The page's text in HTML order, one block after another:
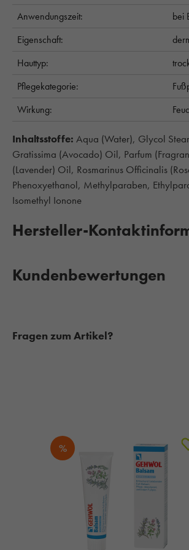
Anwendungszeit:
bei
Eigenschaft:
Hauttyp:
Pflegekategorie:
Wirkung:
Inhaltsstoffe: Aqua (Water), Glycol
Gratissima (Avocado) Oil, Parfum
(Lavender) Oil, Rosmarinus Officinalis
Phenoxyethanol, Methylparaben,
Isomethyl Ionone
Hersteller-
Kundenbewertungen
Fragen zum Artikel?
%